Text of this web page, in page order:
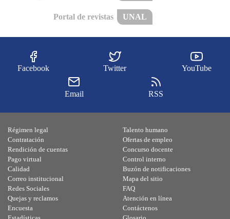
Portal de revistas UNAL
Facebook Twitter YouTube
Email RSS
Régimen legal
Contratación
Rendición de cuentas
Pago virtual
Calidad
Talento humano
Ofertas de empleo
Concurso docente
Control interno
Buzón de notificaciones
Correo institucional
Redes Sociales
Quejas y reclamos
Encuesta
Mapa del sitio
FAQ
Atención en línea
Contáctenos